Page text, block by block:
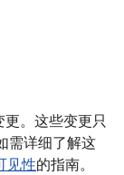
更。这些变更只
需详细了解这
见性的指南。